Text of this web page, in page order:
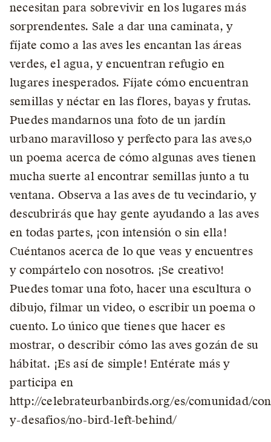
necesitan para sobrevivir en los lugares más
sorprendentes. Sale a dar una caminata, y
fíjate como a las aves les encantan las áreas
verdes, el agua, y encuentran refugio en
lugares inesperados. Fíjate cómo encuentran
semillas y néctar en las flores, bayas y frutas.
Puedes mandarnos una foto de un jardín
urbano maravilloso y perfecto para las aves,o
un poema acerca de cómo algunas aves tienen
mucha suerte al encontrar semillas junto a tu
ventana. Observa a las aves de tu vecindario, y
descubrirás que hay gente ayudando a las aves
en todas partes, ¡con intensión o sin ella!
Cuéntanos acerca de lo que veas y encuentres
y compártelo con nosotros. ¡Se creativo!
Puedes tomar una foto, hacer una escultura o
dibujo, filmar un video, o escribir un poema o
cuento. Lo único que tienes que hacer es
mostrar, o describir cómo las aves gozán de su
hábitat. ¡Es así de simple! Entérate más y
participa en
http://celebrateurbanbirds.org/es/comunidad/
y-desafios/no-bird-left-behind/